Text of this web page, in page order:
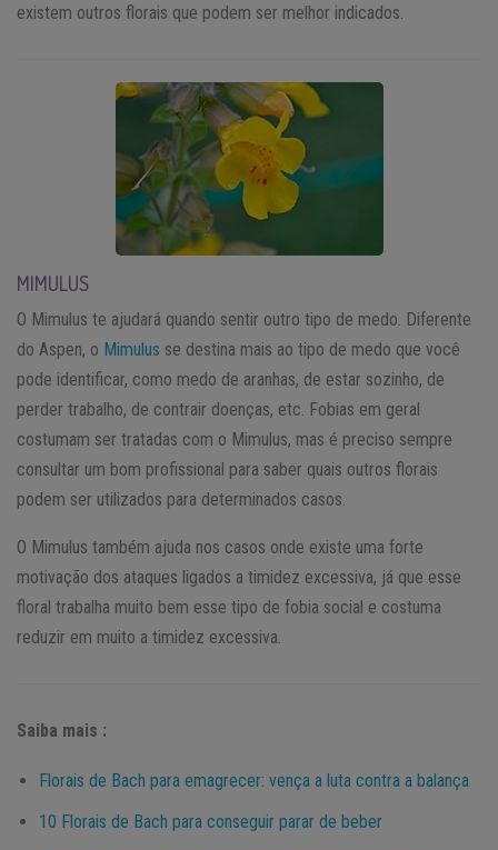
existem outros florais que podem ser melhor indicados.
MIMULUS
O Mimulus te ajudará quando sentir outro tipo de medo. Diferente
do Aspen, o Mimulus se destina mais ao tipo de medo que você
pode identificar, como medo de aranhas, de estar sozinho, de
perder trabalho, de contrair doenças, etc. Fobias em geral
costumam ser tratadas com o Mimulus, mas é preciso sempre
consultar um bom profissional para saber quais outros florais
podem ser utilizados para determinados casos.
O Mimulus também ajuda nos casos onde existe uma forte
motivação dos ataques ligados a timidez excessiva, já que esse
floral trabalha muito bem esse tipo de fobia social e costuma
reduzir em muito a timidez excessiva.
Saiba mais :
Florais de Bach para emagrecer: vença a luta contra a balança
10 Florais de Bach para conseguir parar de beber